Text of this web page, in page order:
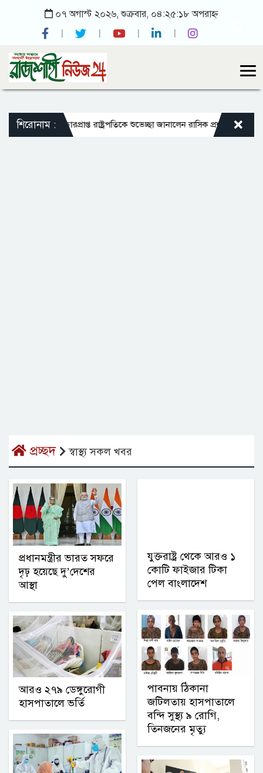
০৭ অগাস্ট ২০২৬, শুক্রবার, ০৪:২৫:১৮ অপরাহ্ন
শিরোনাম :
চালু ভারপ্রাপ্ত রাষ্ট্রপতিকে শুভেচ্ছা জানালেন রাসিক প্রশাসক মাহফুজুর
প্রচ্ছদ স্বাস্থ্য সকল খবর
প্রধানমন্ত্রীর ভারত সফরে
দৃঢ় হয়েছে দু’দেশের
আস্থা
আরও ২৭৯ ডেঙ্গুরোগী
হাসপাতালে ভর্তি
যুক্তরাষ্ট্র থেকে আরও ১
কোটি ফাইজার টিকা
পেল বাংলাদেশ
পাবনায় ঠিকানা
জটিলতায় হাসপাতালে
বন্দি সুস্থ্য ৯ রোগি,
তিনজনের মৃত্যু